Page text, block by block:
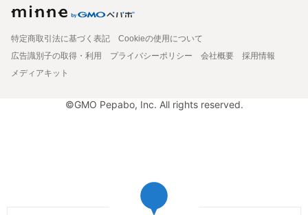
特定商取引法に基づく表記
Cookieの使用について
広告識別子の取得・利用
プライバシーポリシー 会社概要
採用情報
メディアキット
©GMO Pepabo, Inc. All rights reserved.